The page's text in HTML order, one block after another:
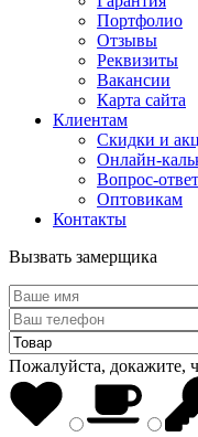
Портфолио
Отзывы
Реквизиты
Вакансии
Карта сайта
Клиентам
Скидки и
Онлайн-
Вопрос-ответ
Оптовикам
Контакты
Вызвать замерщика
Пожалуйста, докажите,